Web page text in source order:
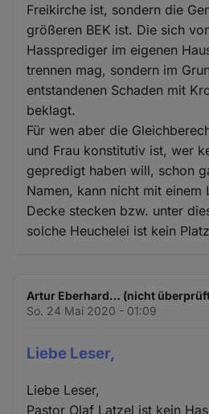
Freikirche ist, sondern die
größeren BEK ist. Die sich
Hassprediger im eigenen
trennen mag, sondern im
entstandenen Schaden mit
beklagt.
Für wen aber die
und Frau konstitutiv ist, wer
gepredigt haben will, schon
Namen, kann nicht mit einem
Decke stecken bzw. unter
solche Heuchelei ist kein
Artur Eberhard… (nicht
So. 24 Mai 2020 - 01:09
Liebe Leser,
Liebe Leser,
Pastor Olaf Latzel ist kein